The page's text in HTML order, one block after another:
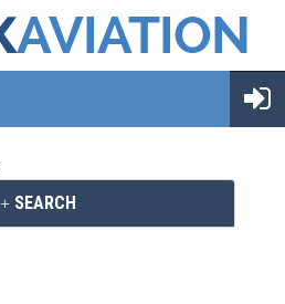
SEARCH